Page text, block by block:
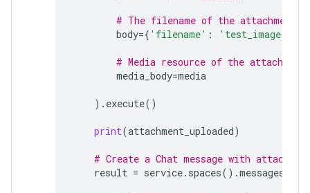
# The filename of the
body={ 'filename' : 'test_image.png'
# Media resource of the
media_body=media
) . execute()
print(attachment_uploaded)
# Create a Chat message with
result = service. spaces() .messages